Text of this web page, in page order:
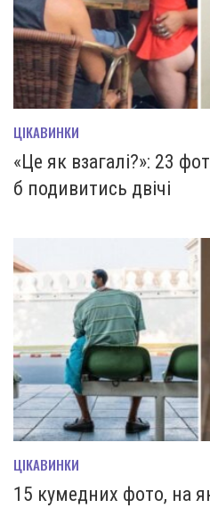
ЦІКАВИНКИ
«Це як взагалі?»: 23
б подивитись двічі
ЦІКАВИНКИ
15 кумедних фото, на